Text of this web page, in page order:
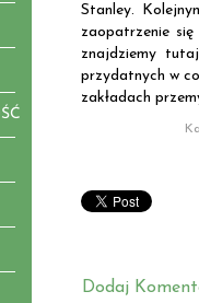
Stanley.
zaopatrzenie
znajdziemy
przydatnych w
zakładach
Dodaj